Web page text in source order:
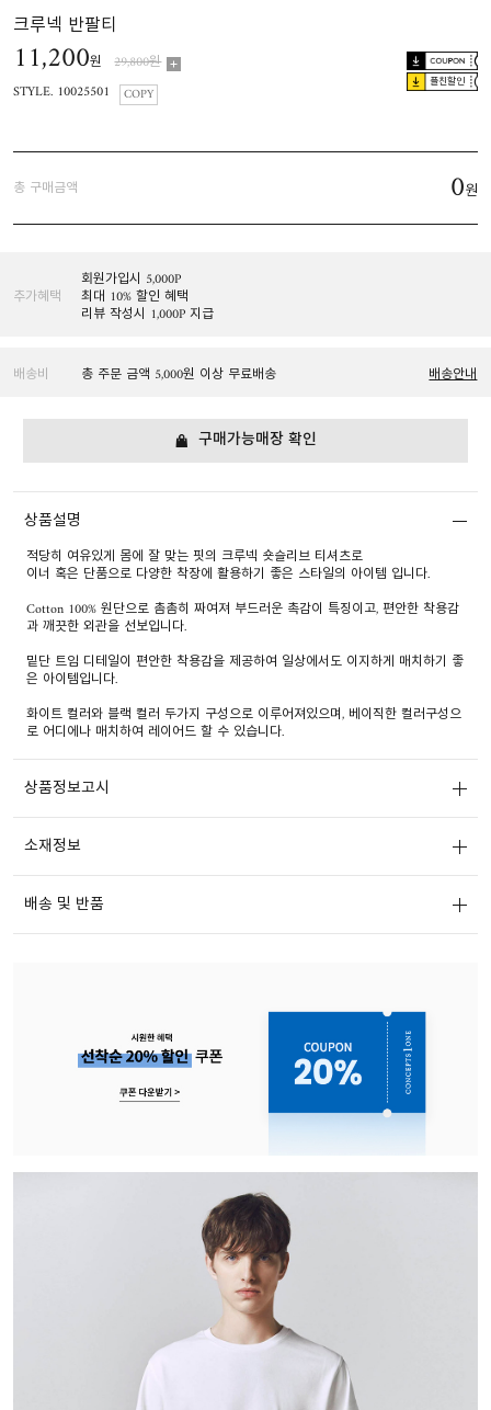
크루넥 반팔티
11,200원 29,800원
플친할인
STYLE. 10025501 COPY
총 구매금액 0원
추가혜택
회원가입시 5,000P
최대 10% 할인 혜택
리뷰 작성시 1,000P 지급
배송비 총 주문 금액 5,000원 이상 무료배송 배송안내
구매가능매장 확인
상품설명
적당히 여유있게 몸에 잘 맞는 핏의 크루넥 숏슬리브 티셔츠로
이너 혹은 단품으로 다양한 착장에 활용하기 좋은 스타일의 아이템 입니다.
Cotton 100% 원단으로 촘촘히 짜여져 부드러운 촉감이 특징이고, 편안한 착용감
과 깨끗한 외관을 선보입니다.
밑단 트임 디테일이 편안한 착용감을 제공하여 일상에서도 이지하게 매치하기 좋
은 아이템입니다.
화이트 컬러와 블랙 컬러 두가지 구성으로 이루어져있으며, 베이직한 컬러구성으
로 어디에나 매치하여 레이어드 할 수 있습니다.
상품정보고시
소재정보
배송 및 반품